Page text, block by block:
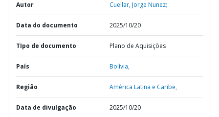
Autor Cuellar, Jorge Nunez;
Data do documento 2025/10/20
TIpo de documento Plano de Aquisições
País Bolívia,
Região América Latina e Caribe,
Data de divulgação 2025/10/20